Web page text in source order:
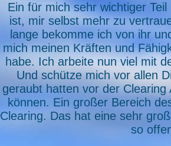
Ein für mich sehr wichtiger
ist, mir selbst mehr zu
lange bekomme ich von ihr
mich meinen Kräften und
habe. Ich arbeite nun viel mit
Und schütze mich vor allen
geraubt hatten vor der
können. Ein großer Bereich
Clearing. Das hat eine sehr
so